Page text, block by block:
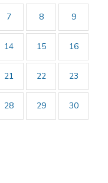
7 8 9
14 15 16
21 22 23
28 29 30